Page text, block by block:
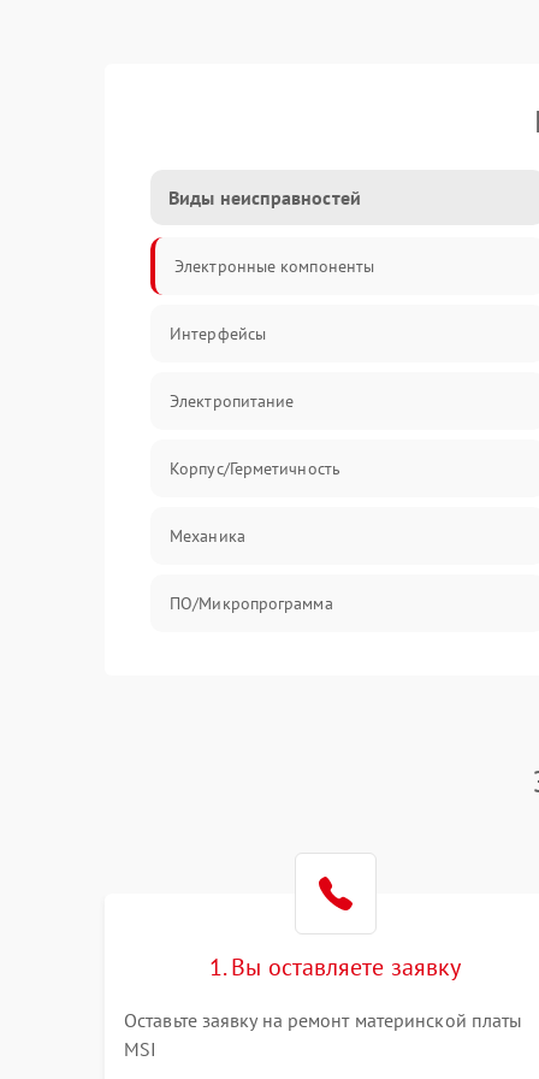
Виды неисправностей
Электронные компоненты
Интерфейсы
Электропитание
Корпус/Герметичность
Механика
ПО/Микропрограмма
1. Вы оставляете заявку
Оставьте заявку на ремонт материнской платы
MSI